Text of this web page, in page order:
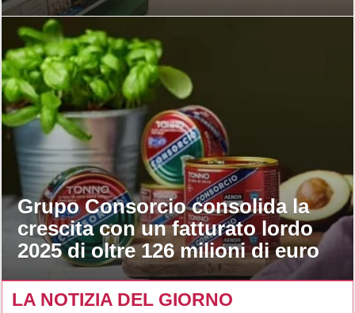
Grupo Consorcio consolida la
crescita con un fatturato lordo
2025 di oltre 126 milioni di euro
LA NOTIZIA DEL GIORNO